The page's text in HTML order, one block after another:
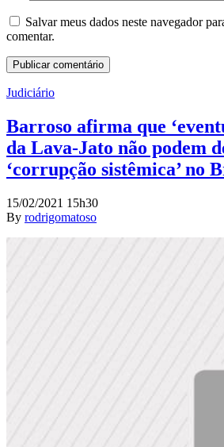
Salvar meus dados neste navegador
comentar.
Judiciário
Barroso afirma que
da Lava-Jato não podem
‘corrupção sistêmica’ no
15/02/2021 15h30
By rodrigomatoso